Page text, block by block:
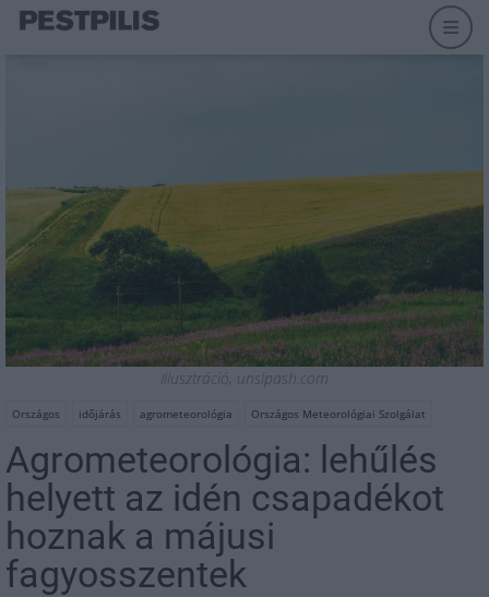
Illusztráció, unslpash.com
Országos időjárás agrometeorológia Országos Meteorológiai Szolgálat
Agrometeorológia: lehűlés
helyett az idén csapadékot
hoznak a májusi
fagyosszentek